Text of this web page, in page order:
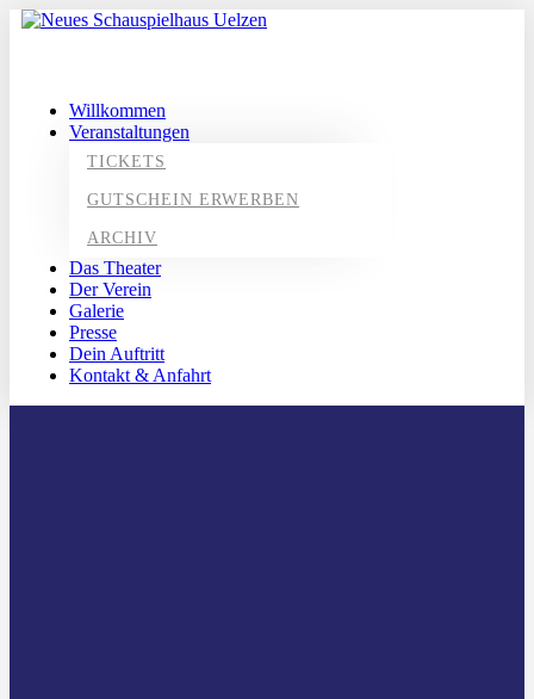
Willkommen
Veranstaltungen
TICKETS
GUTSCHEIN ERWERBEN
ARCHIV
Das Theater
Der Verein
Galerie
Presse
Dein Auftritt
Kontakt & Anfahrt